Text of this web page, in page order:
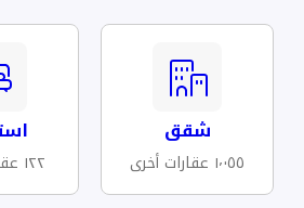
شقق
١٬٠٥٥ عقارات أخرى ١٢٢ عقارات أخرى